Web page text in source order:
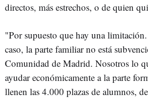
directos, más estrechos, o de quien
"Por supuesto que hay una
caso, la parte familiar no está
Comunidad de Madrid. Nosotros lo
ayudar económicamente a la parte
llenen las 4.000 plazas de alumnos,